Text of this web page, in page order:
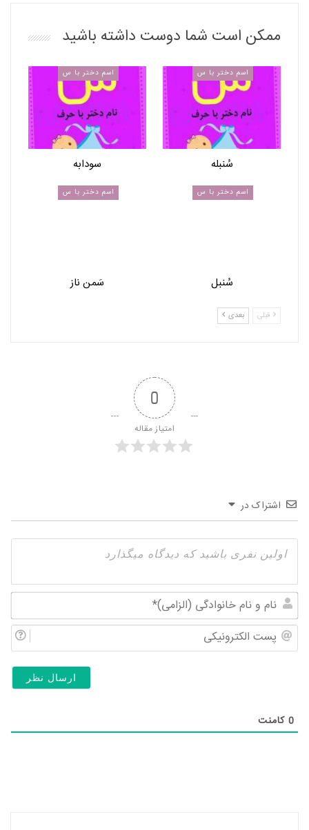
ممکن است شما دوست داشته باشید
اسم دختر با س
سُنبله
اسم دختر با س
سودابه
اسم دختر با س
سُنبل
اسم دختر با س
سَمن ناز
قبلی بعدی
0
امتیاز مقاله
اشتراک در
و
0 کامنت